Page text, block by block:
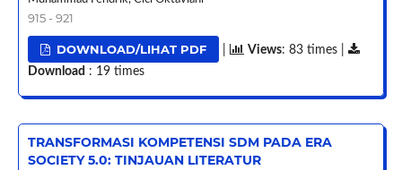
915 - 921
DOWNLOAD/LIHAT PDF Views: 83 times |
Download : 19 times
TRANSFORMASI KOMPETENSI SDM PADA ERA
SOCIETY 5.0: TINJAUAN LITERATUR